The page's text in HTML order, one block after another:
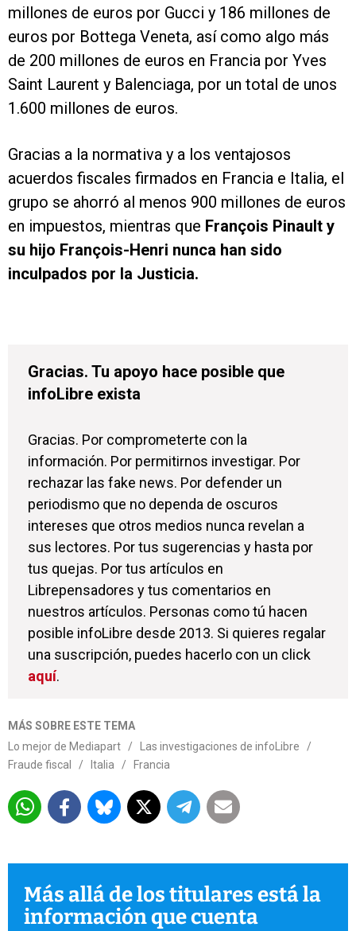
millones de euros por Gucci y 186 millones de
euros por Bottega Veneta, así como algo más
de 200 millones de euros en Francia por Yves
Saint Laurent y Balenciaga, por un total de unos
1.600 millones de euros.
Gracias a la normativa y a los ventajosos
acuerdos fiscales firmados en Francia e Italia, el
grupo se ahorró al menos 900 millones de euros
en impuestos, mientras que François Pinault y
su hijo François-Henri nunca han sido
inculpados por la Justicia.
Gracias. Tu apoyo hace posible que
infoLibre exista
Gracias. Por comprometerte con la
información. Por permitirnos investigar. Por
rechazar las fake news. Por defender un
periodismo que no dependa de oscuros
intereses que otros medios nunca revelan a
sus lectores. Por tus sugerencias y hasta por
tus quejas. Por tus artículos en
Librepensadores y tus comentarios en
nuestros artículos. Personas como tú hacen
posible infoLibre desde 2013. Si quieres regalar
una suscripción, puedes hacerlo con un click
aquí.
MÁS SOBRE ESTE TEMA
Lo mejor de Mediapart
/ Las investigaciones de infoLibre
/
Fraude fiscal
/ Italia / Francia
Más allá de los titulares está la
información que cuenta